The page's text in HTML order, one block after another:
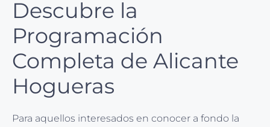
Descubre la
Programación
Completa de Alicante
Hogueras
Para aquellos interesados en conocer a fondo la